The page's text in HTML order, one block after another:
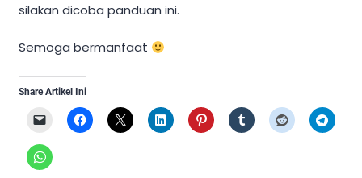
silakan dicoba panduan ini.
Semoga bermanfaat
Share Artikel Ini